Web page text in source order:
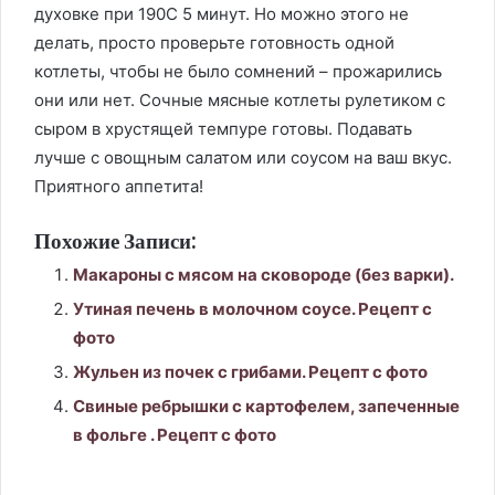
духовке при 190С 5 минут. Но можно этого не
делать, просто проверьте готовность одной
котлеты, чтобы не было сомнений – прожарились
они или нет. Сочные мясные котлеты рулетиком с
сыром в хрустящей темпуре готовы. Подавать
лучше с овощным салатом или соусом на ваш вкус.
Приятного аппетита!
Похожие Записи:
Макароны с мясом на сковороде (без варки).
Утиная печень в молочном соусе. Рецепт с
фото
Жульен из почек с грибами. Рецепт с фото
Свиные ребрышки с картофелем, запеченные
в фольге . Рецепт с фото